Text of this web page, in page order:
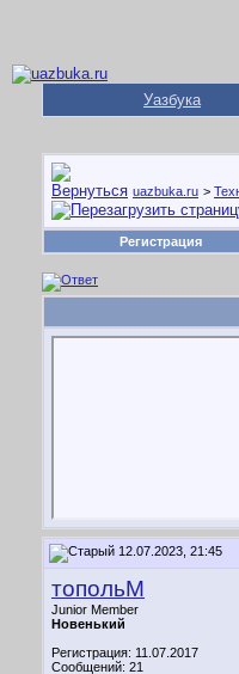
Уазбука
uazbuka.ru >
Регистрация
12.07.2023, 21:45
топольМ
Junior Member
Новенький
Регистрация: 11.07.2017
Сообщений: 21